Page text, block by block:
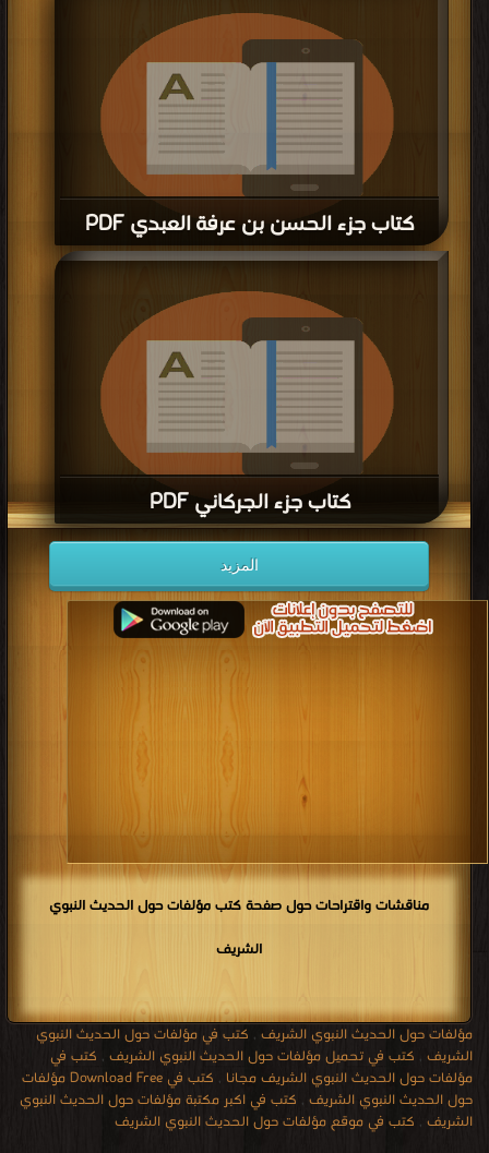
كتب في اكبر منتدى
كتاب جزء الحسن بن عرفة العبدي PDF
قراءة و تحميل كتاب كتاب جزء الحسن بن عرفة العبدي PDF مجانا | مكتبة >
كتب في
اكبر مكتبة| التحميل : مرة/مرات
كتاب جزء الجركاني PDF
قراءة و تحميل كتاب كتاب جزء الجركاني PDF مجانا | مكتبة >
كتب في Download
| التحميل : مرة/مرات
المزيد
مناقشات واقتراحات حول صفحة كتب مؤلفات حول الحديث النبوي
الشريف
مؤلفات حول الحديث النبوي الشريف , كتب في مؤلفات حول الحديث النبوي
الشريف , كتب في تحميل مؤلفات حول الحديث النبوي الشريف , كتب في
مؤلفات حول الحديث النبوي الشريف مجانا ,
كتب في Download Free مؤلفات
حول الحديث النبوي الشريف , كتب في اكبر مكتبة مؤلفات حول الحديث النبوي
الشريف , كتب في موقع مؤلفات حول الحديث النبوي الشريف